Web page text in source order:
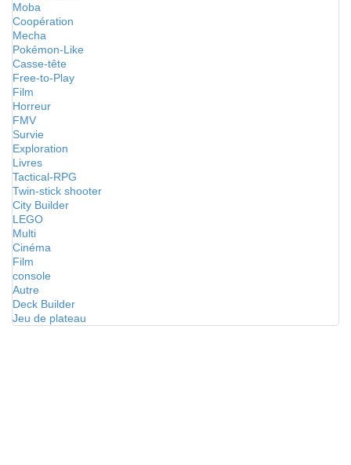
Moba
Coopération
Mecha
Pokémon-Like
Casse-tête
Free-to-Play
Film
Horreur
FMV
Survie
Exploration
Livres
Tactical-RPG
Twin-stick shooter
City Builder
LEGO
Multi
Cinéma
Film
console
Autre
Deck Builder
Jeu de plateau